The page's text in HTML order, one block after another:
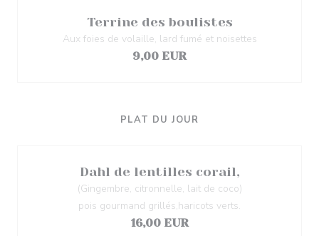
Terrine des boulistes
Aux foies de volaille, lard fumé et noisettes
9,00 EUR
PLAT DU JOUR
Dahl de lentilles corail,
(Gingembre, citronnelle, lait de coco)
pois gourmand grillés,haricots verts.
16,00 EUR